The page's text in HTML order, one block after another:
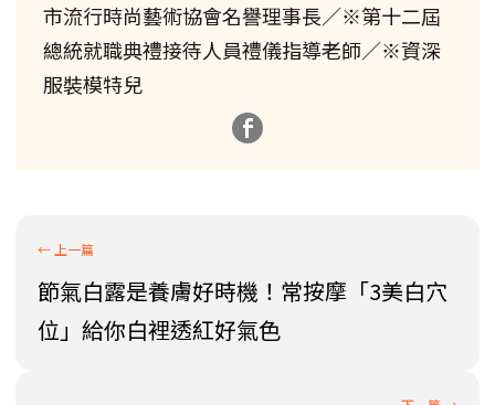
市流行時尚藝術協會名譽理事長／※第十二屆
總統就職典禮接待人員禮儀指導老師／※資深
服裝模特兒
節氣白露是養膚好時機！常按摩「3美白穴
位」給你白裡透紅好氣色